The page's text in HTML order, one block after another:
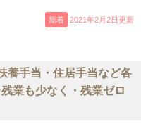
新着 2021年2月2日更新
養手当・住居手当など各
業も少なく・残業ゼロ